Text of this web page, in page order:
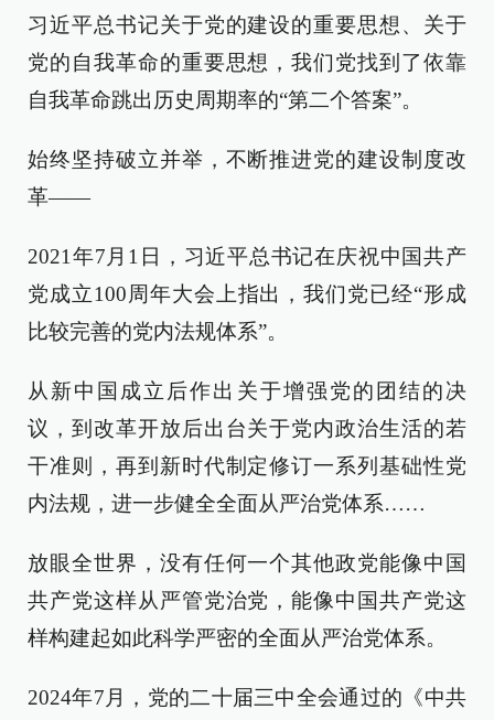
习近平总书记关于党的建设的重要思想、关于
党的自我革命的重要思想，我们党找到了依靠
自我革命跳出历史周期率的“第二个答案”。
始终坚持破立并举，不断推进党的建设制度改
革——
2021年7月1日，习近平总书记在庆祝中国共产
党成立100周年大会上指出，我们党已经“形成
比较完善的党内法规体系”。
从新中国成立后作出关于增强党的团结的决
议，到改革开放后出台关于党内政治生活的若
干准则，再到新时代制定修订一系列基础性党
内法规，进一步健全全面从严治党体系……
放眼全世界，没有任何一个其他政党能像中国
共产党这样从严管党治党，能像中国共产党这
样构建起如此科学严密的全面从严治党体系。
2024年7月，党的二十届三中全会通过的《中共